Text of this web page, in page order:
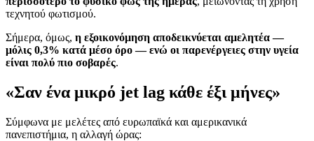
τεχνητού φωτισμού.
Σήμερα, όμως, η εξοικονόμηση αποδεικνύεται αμελητέα —
μόλις 0,3% κατά μέσο όρο — ενώ οι παρενέργειες στην υγεία
είναι πολύ πιο σοβαρές.
«Σαν ένα μικρό jet lag κάθε έξι μήνες»
Σύμφωνα με μελέτες από ευρωπαϊκά και αμερικανικά
πανεπιστήμια, η αλλαγή ώρας: